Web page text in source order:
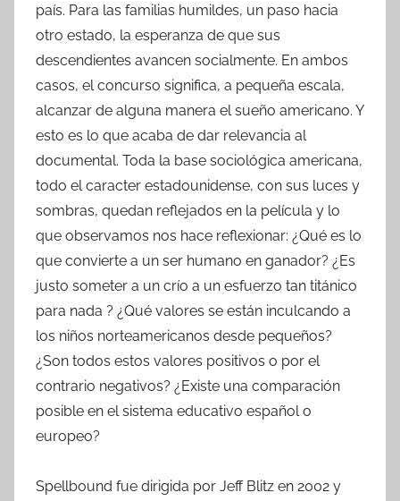
país. Para las familias humildes, un paso hacia
otro estado, la esperanza de que sus
descendientes avancen socialmente. En ambos
casos, el concurso significa, a pequeña escala,
alcanzar de alguna manera el sueño americano. Y
esto es lo que acaba de dar relevancia al
documental. Toda la base sociológica americana,
todo el caracter estadounidense, con sus luces y
sombras, quedan reflejados en la película y lo
que observamos nos hace reflexionar: ¿Qué es lo
que convierte a un ser humano en ganador? ¿Es
justo someter a un crío a un esfuerzo tan titánico
para nada ? ¿Qué valores se están inculcando a
los niños norteamericanos desde pequeños?
¿Son todos estos valores positivos o por el
contrario negativos? ¿Existe una comparación
posible en el sistema educativo español o
europeo?
Spellbound fue dirigida por Jeff Blitz en 2002 y